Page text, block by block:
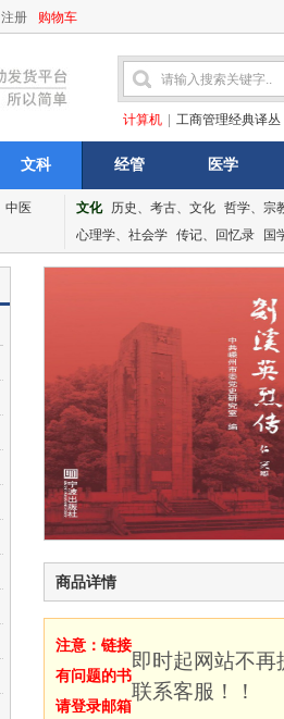
注册 购物车
计算机 工商管理经典译丛
文科 经管 医学
中医
文化 历史、考古、文化 哲学、宗
心理学、社会学 传记、回忆录 国
商品详情
注意：链接
有问题的书
请登录邮箱
即时起网站不
联系客服！！